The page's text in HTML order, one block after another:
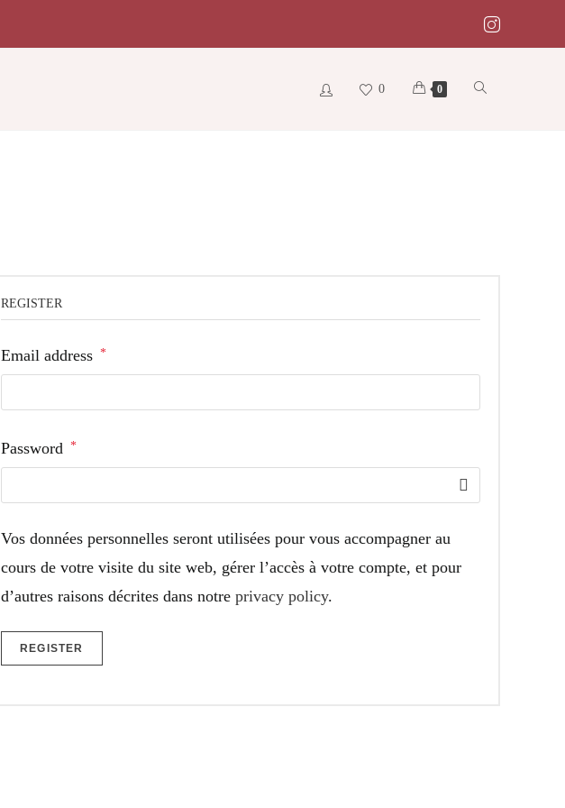
0 0 Toggle
REGISTER
Email address *Required
Password *Required
Vos données personnelles seront utilisées pour vous accompagner au
cours de votre visite du site web, gérer l’accès à votre compte, et pour
d’autres raisons décrites dans notre privacy policy.
REGISTER